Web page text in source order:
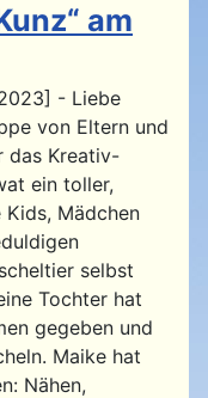
am
- Liebe
von Eltern und
das Kreativ-
ein toller,
Mädchen
selbst
Tochter hat
gegeben und
Maike hat
Nähen,